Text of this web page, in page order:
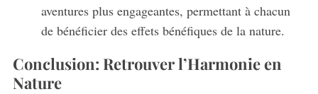
aventures plus engageantes, permettant à chacun
de bénéficier des effets bénéfiques de la nature.
Conclusion: Retrouver l’Harmonie en
Nature